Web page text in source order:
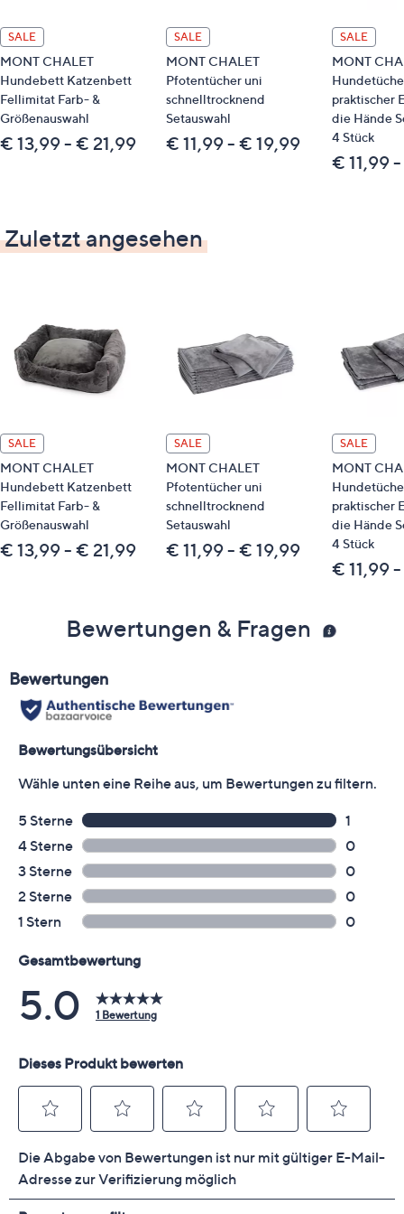
Bitte beachten
Der Artikel wurde kompakt verpackt, um
umweltbewusst mit Ressourcen umzugehen.
Bitte packe den Artikel vorsichtig aus und
schüttele den Artikel gut auf.
deinem Produkt.
SALE
MONT CHALET
Hundebett Katzenbett
Fellimitat Farb- &
Größenauswahl
€ 13,99 - € 21,99
SALE
MONT CHALET
Pfotentücher uni
schnelltrocknend
Setauswahl
€ 11,99 - € 19,99
SALE
MONT
praktischer
die Hände
4 Stück
€ 11,99
Zuletzt angesehen
SALE
MONT CHALET
Hundebett Katzenbett
Fellimitat Farb- &
Größenauswahl
€ 13,99 - € 21,99
SALE
MONT CHALET
Pfotentücher uni
schnelltrocknend
Setauswahl
€ 11,99 - € 19,99
SALE
MONT
praktischer
die Hände
4 Stück
€ 11,99
Bewertungen & Fragen